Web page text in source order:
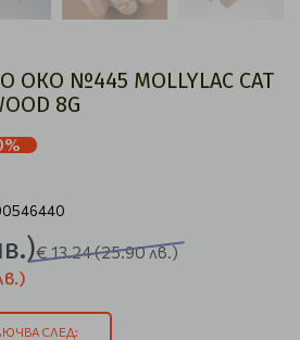
ОКО №445 MOLLYLAC CAT
8G
€ 13.24(25.90 лв.)
СЛЕД: